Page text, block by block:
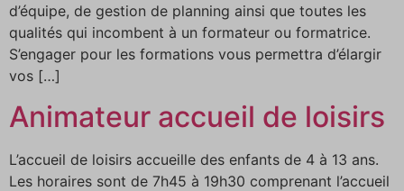
d’équipe, de gestion de planning ainsi que toutes les
qualités qui incombent à un formateur ou formatrice.
S’engager pour les formations vous permettra d’élargir
vos […]
Animateur accueil de loisirs
L’accueil de loisirs accueille des enfants de 4 à 13 ans.
Les horaires sont de 7h45 à 19h30 comprenant l’accueil